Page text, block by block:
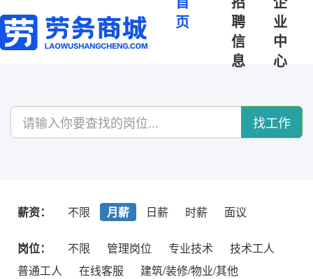
页
聘
信
息
业
中
心
找工作
薪资： 不限 月薪 日薪 时薪 面议
岗位： 不限 管理岗位 专业技术
技术工人
普通工人
在线客服
建筑/装修/物业/其他